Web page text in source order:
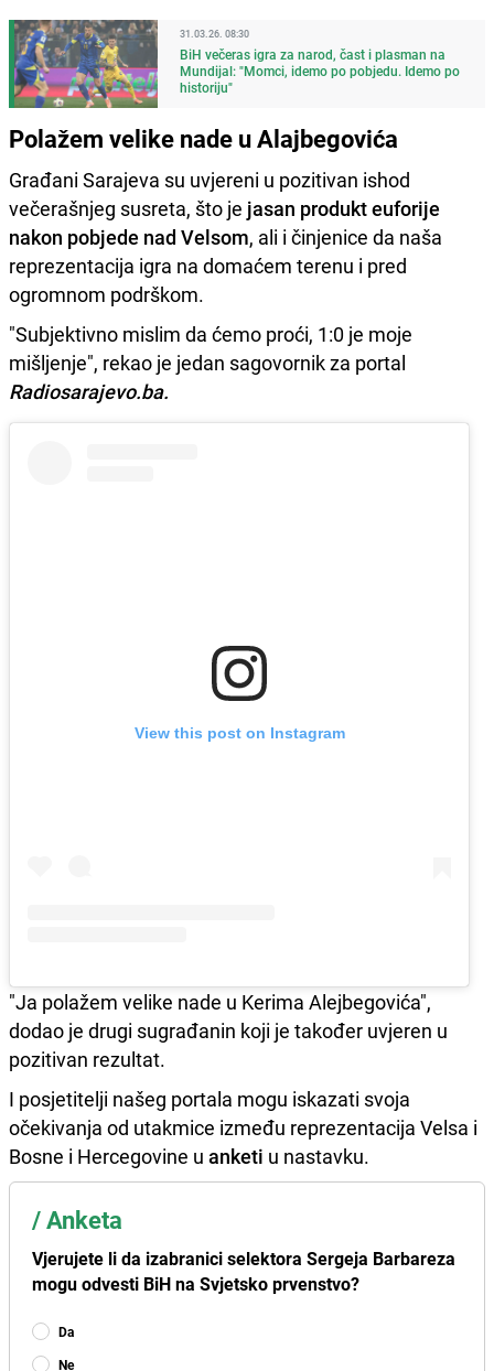
31.03.26. 08:30
BiH večeras igra za narod, čast i plasman na
Mundijal: "Momci, idemo po pobjedu. Idemo po
historiju"
Polažem velike nade u Alajbegovića
Građani Sarajeva su uvjereni u pozitivan ishod
večerašnjeg susreta, što je jasan produkt euforije
nakon pobjede nad Velsom, ali i činjenice da naša
reprezentacija igra na domaćem terenu i pred
ogromnom podrškom.
"Subjektivno mislim da ćemo proći, 1:0 je moje
mišljenje", rekao je jedan sagovornik za portal
Radiosarajevo.ba.
View this post on Instagram
"Ja polažem velike nade u Kerima Alejbegovića",
dodao je drugi sugrađanin koji je također uvjeren u
pozitivan rezultat.
I posjetitelji našeg portala mogu iskazati svoja
očekivanja od utakmice između reprezentacija Velsa i
Bosne i Hercegovine u anketi u nastavku.
/Anketa
Vjerujete li da izabranici selektora Sergeja Barbareza
mogu odvesti BiH na Svjetsko prvenstvo?
Da
Ne